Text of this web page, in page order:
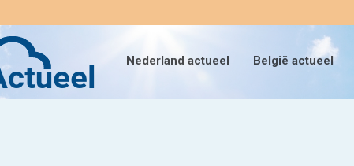
Nederland actueel België actueel